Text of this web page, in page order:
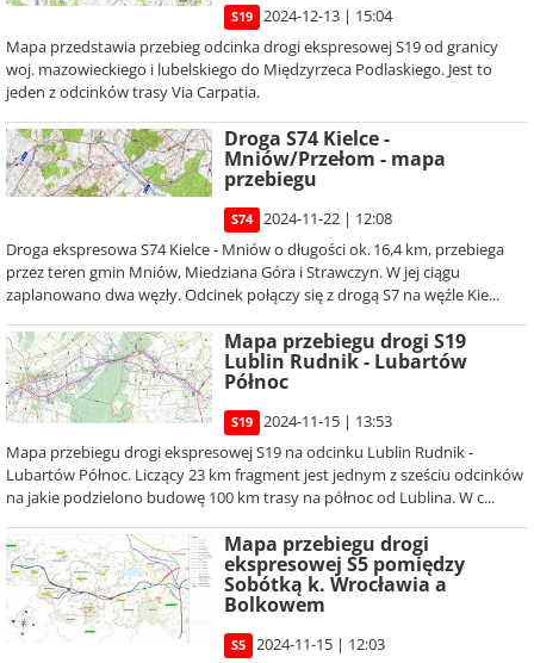
S19
2024-12-13 | 15:04
Mapa przedstawia przebieg odcinka drogi ekspresowej S19 od granicy
woj. mazowieckiego i lubelskiego do Międzyrzeca Podlaskiego. Jest to
jeden z odcinków trasy Via Carpatia.
Droga S74 Kielce -
Mniów/Przełom - mapa
przebiegu
S74
2024-11-22 | 12:08
Droga ekspresowa S74 Kielce - Mniów o długości ok. 16,4 km, przebiega
przez teren gmin Mniów, Miedziana Góra i Strawczyn. W jej ciągu
zaplanowano dwa węzły. Odcinek połączy się z drogą S7 na węźle Kie...
Mapa przebiegu drogi S19
Lublin Rudnik - Lubartów
Północ
S19
2024-11-15 | 13:53
Mapa przebiegu drogi ekspresowej S19 na odcinku Lublin Rudnik -
Lubartów Północ. Liczący 23 km fragment jest jednym z sześciu odcinków
na jakie podzielono budowę 100 km trasy na północ od Lublina. W c...
Mapa przebiegu drogi
ekspresowej S5 pomiędzy
Sobótką k. Wrocławia a
Bolkowem
S5
2024-11-15 | 12:03